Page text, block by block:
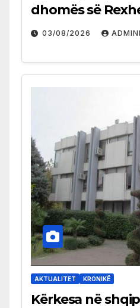
dhomës së
03/08/2026 ADMINI
AKTUALITET KRONIKË
Kërkesa në